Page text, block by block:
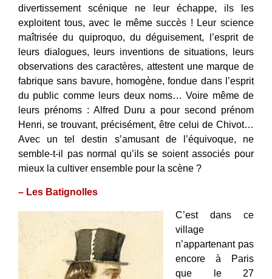
divertissement scénique ne leur échappe, ils les
exploitent tous, avec le même succès ! Leur science
maîtrisée du quiproquo, du déguisement, l’esprit de
leurs dialogues, leurs inventions de situations, leurs
observations des caractères, attestent une marque de
fabrique sans bavure, homogène, fondue dans l’esprit
du public comme leurs deux noms… Voire même de
leurs prénoms : Alfred Duru a pour second prénom
Henri, se trouvant, précisément, être celui de Chivot…
Avec un tel destin s’amusant de l’équivoque, ne
semble-t-il pas normal qu’ils se soient associés pour
mieux la cultiver ensemble pour la scène ?
– Les Batignolles
C’est dans ce
village
n’appartenant pas
encore à Paris
que le 27